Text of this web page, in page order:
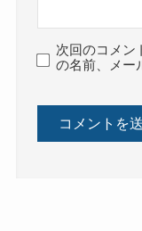
次回のコメン
の名前、メー